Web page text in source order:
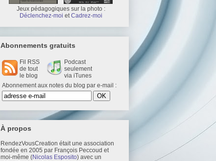
Jeux pédagogiques sur la photo :
Déclenchez-moi etCadrez-moi
Abonnements gratuits
Fil RSS
de tout
le blog
Podcast
seulement
via iTunes
Abonnement aux notes du blog par e-mail :
À propos
RendezVousCreation était une association
fondée en 2005 par François Peccoud et
moi-même (Nicolas Esposito) avec un